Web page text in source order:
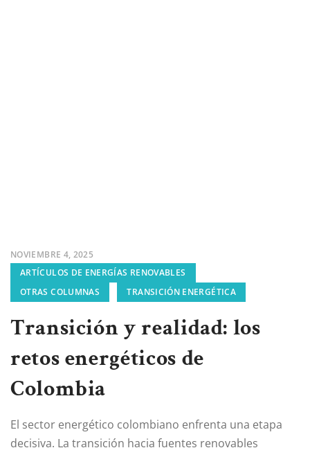
NOVIEMBRE 4, 2025
ARTÍCULOS DE ENERGÍAS RENOVABLES
OTRAS COLUMNAS
TRANSICIÓN ENERGÉTICA
Transición y realidad: los
retos energéticos de
Colombia
El sector energético colombiano enfrenta una etapa
decisiva. La transición hacia fuentes renovables